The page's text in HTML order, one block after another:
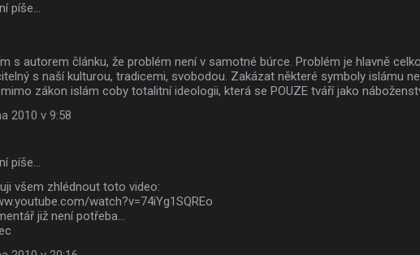
píše…
s autorem článku, že problém není v samotné búrce. Problém je hlavně
s naší kulturou, tradicemi, svobodou. Zakázat některé symboly islámu
zákon islám coby totalitní ideologii, která se POUZE tváří jako
2010 v 9:58
píše…
všem zhlédnout toto video:
watch?v=74iYg1SQREo
již není potřeba...